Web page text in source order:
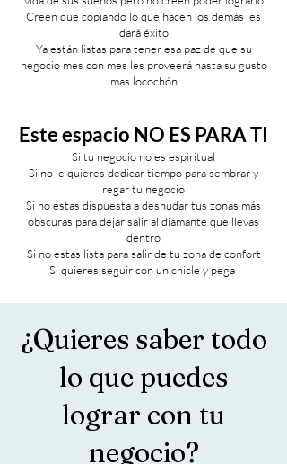
Creen que copiando lo que hacen los demás les
dará éxito
Ya están listas para tener esa paz de que su
negocio mes con mes les proveerá hasta su gusto
mas locochón
Este espacio NO ES PARA TI
Si tu negocio no es espiritual
Si no le quieres dedicar tiempo para sembrar y
regar tu negocio
Si no estas dispuesta a desnudar tus zonas más
obscuras para dejar salir al diamante que llevas
dentro
Si no estas lista para salir de tu zona de confort
Si quieres seguir con un chicle y pega
¿Quieres saber todo
lo que puedes
lograr con tu
negocio?